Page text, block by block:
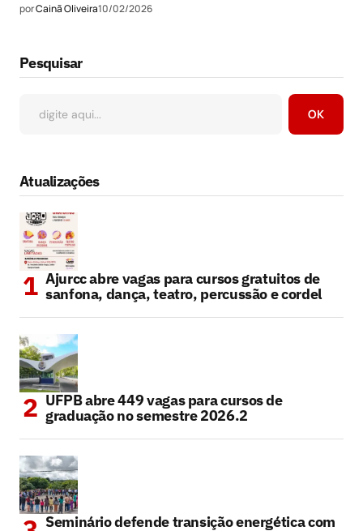
porCainã Oliveira10/02/2026
Pesquisar
OK
Atualizações
Ajurcc abre vagas para cursos gratuitos de
sanfona, dança, teatro, percussão e cordel
UFPB abre 449 vagas para cursos de
graduação no semestre 2026.2
Seminário defende transição energética com